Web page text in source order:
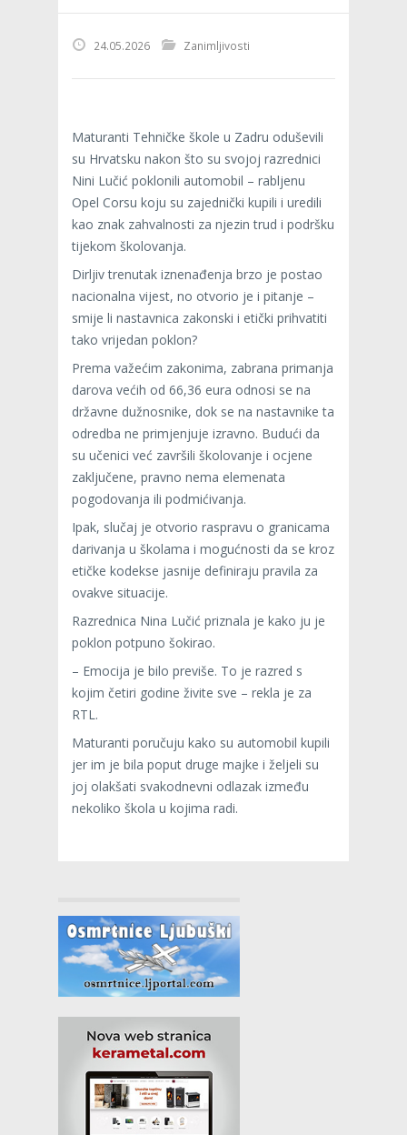
24.05.2026 Zanimljivosti
Maturanti Tehničke škole u Zadru oduševili
su Hrvatsku nakon što su svojoj razrednici
Nini Lučić poklonili automobil – rabljenu
Opel Corsu koju su zajednički kupili i uredili
kao znak zahvalnosti za njezin trud i podršku
tijekom školovanja.
Dirljiv trenutak iznenađenja brzo je postao
nacionalna vijest, no otvorio je i pitanje –
smije li nastavnica zakonski i etički prihvatiti
tako vrijedan poklon?
Prema važećim zakonima, zabrana primanja
darova većih od 66,36 eura odnosi se na
državne dužnosnike, dok se na nastavnike ta
odredba ne primjenjuje izravno. Budući da
su učenici već završili školovanje i ocjene
zaključene, pravno nema elemenata
pogodovanja ili podmićivanja.
Ipak, slučaj je otvorio raspravu o granicama
darivanja u školama i mogućnosti da se kroz
etičke kodekse jasnije definiraju pravila za
ovakve situacije.
Razrednica Nina Lučić priznala je kako ju je
poklon potpuno šokirao.
– Emocija je bilo previše. To je razred s
kojim četiri godine živite sve – rekla je za
RTL.
Maturanti poručuju kako su automobil kupili
jer im je bila poput druge majke i željeli su
joj olakšati svakodnevni odlazak između
nekoliko škola u kojima radi.